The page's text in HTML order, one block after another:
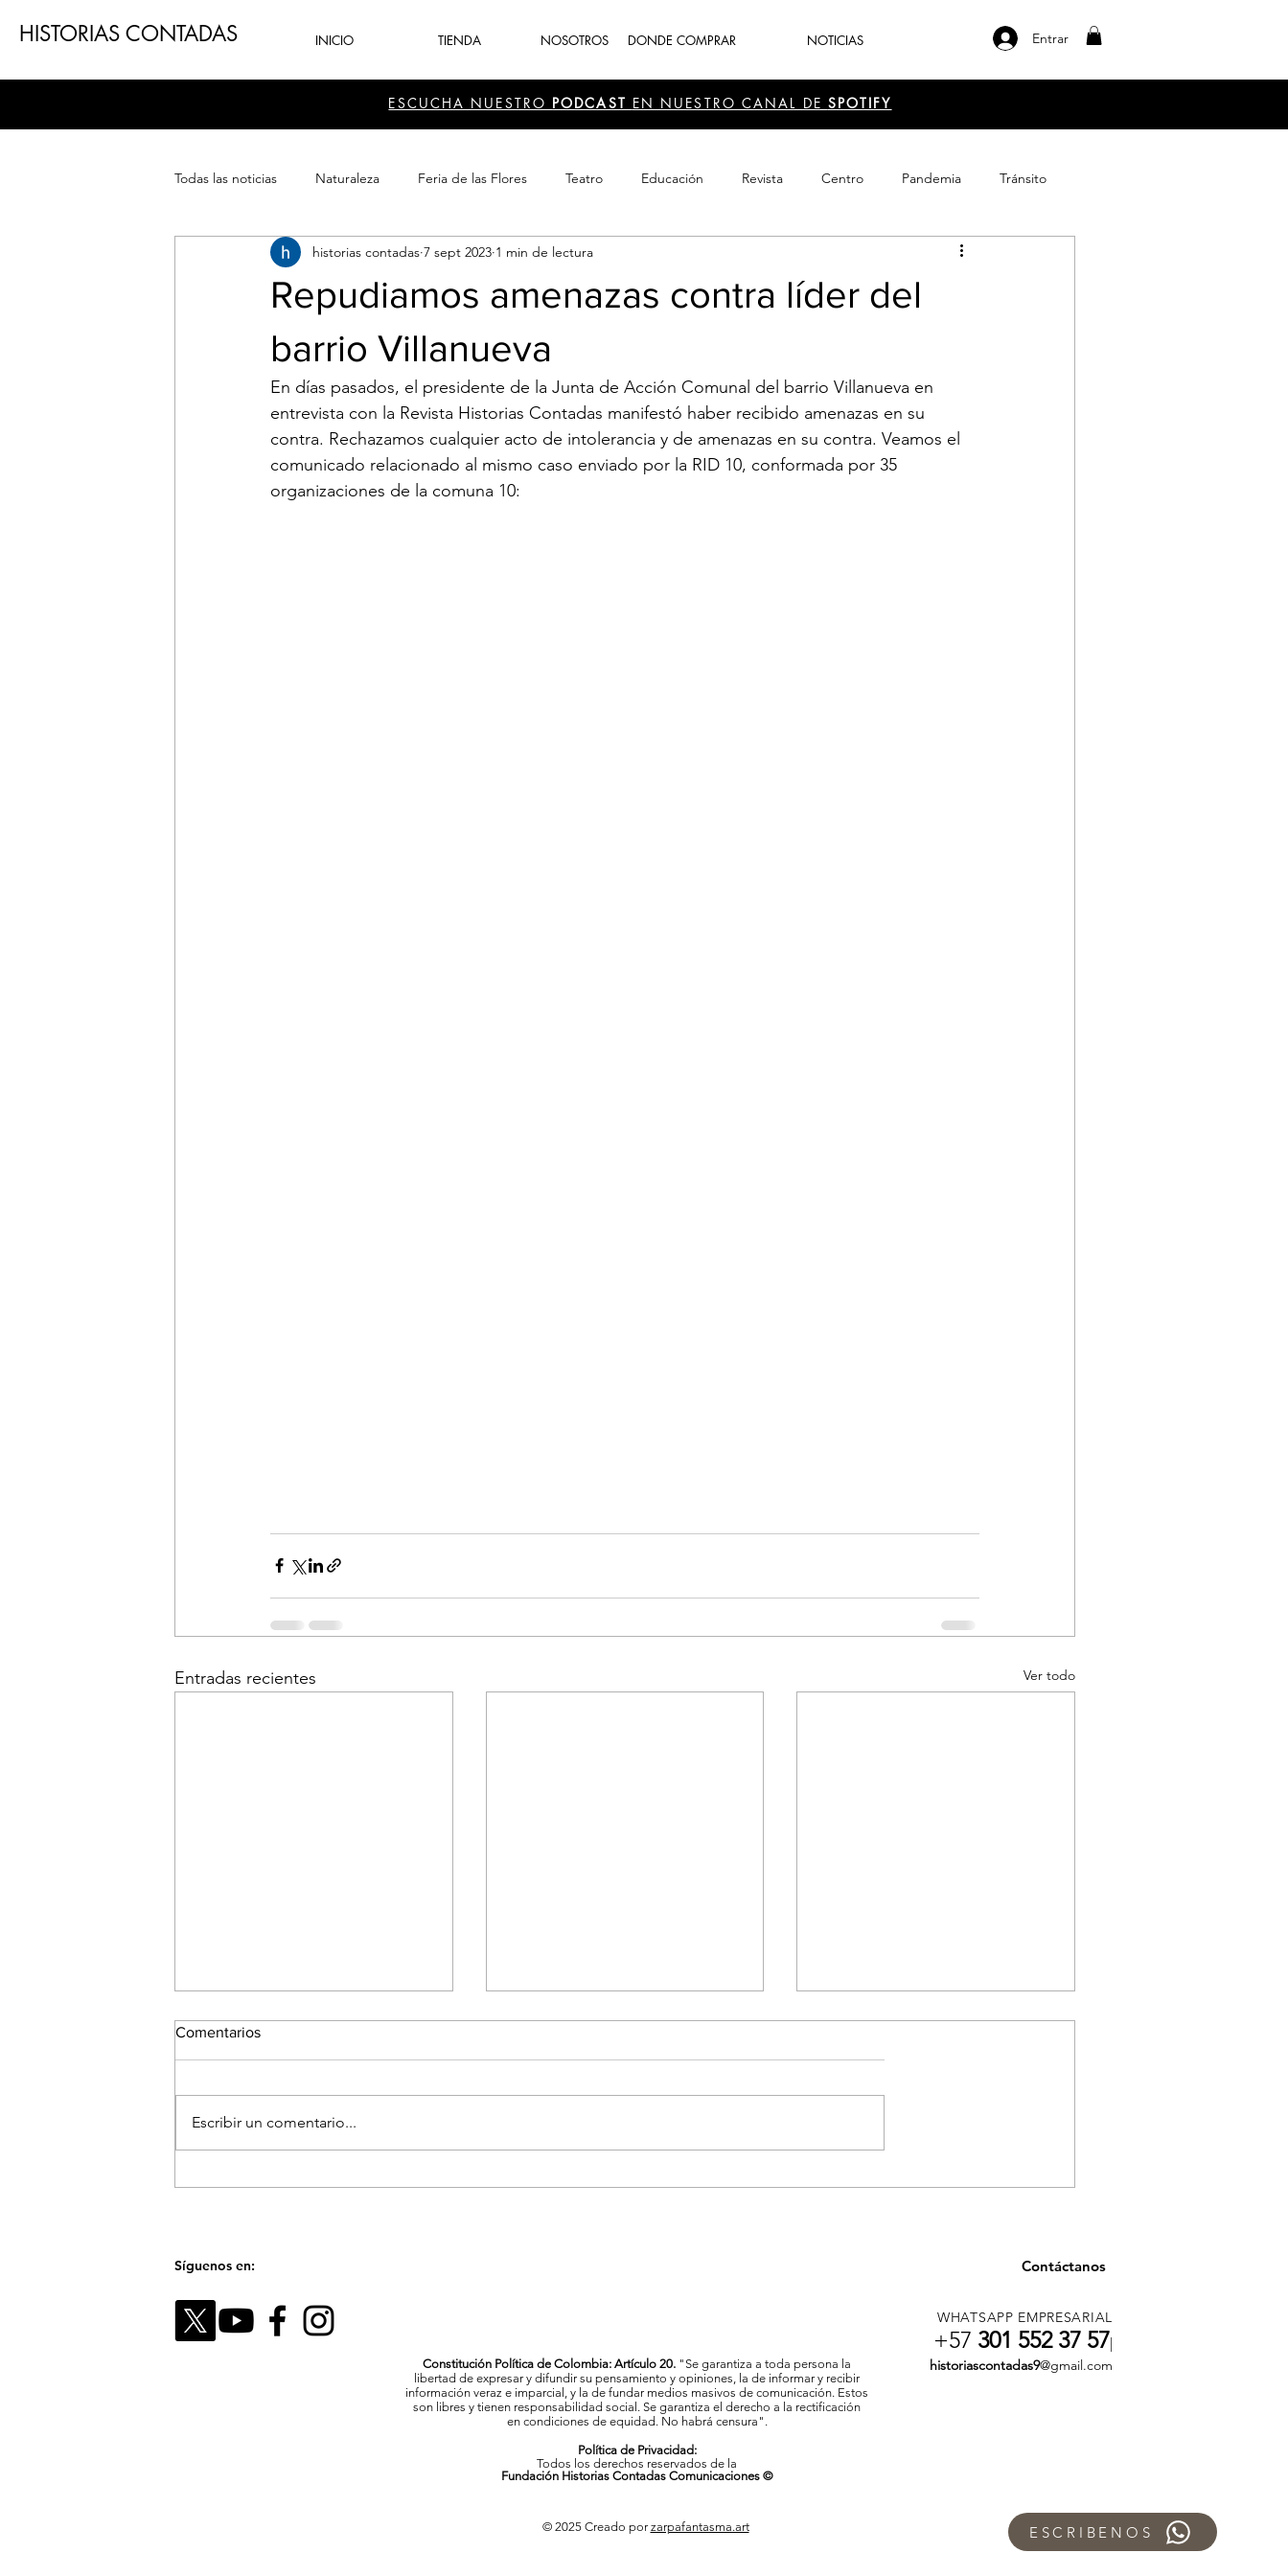
HISTORIAS CONTADAS INICIO TIENDA NOSOTROS DONDE COMPRAR NOTICIAS Entrar
ESCUCHA NUESTRO PODCAST EN NUESTRO CANAL DE SPOTIFY
Todas las noticias Naturaleza Feria de las Flores Teatro Educación Revista Centro Pandemia Tránsito
Patrimonio Sector Cultura Recreación Emprendimiento
Repudiamos amenazas contra líder del
barrio Villanueva
historias contadas 7 sept 2023 1 min de lectura
En días pasados, el presidente de la Junta de Acción Comunal del barrio Villanueva en
entrevista con la Revista Historias Contadas manifestó haber recibido amenazas en su
contra. Rechazamos cualquier acto de intolerancia y de amenazas en su contra. Veamos el
comunicado relacionado al mismo caso enviado por la RID 10, conformada por 35
organizaciones de la comuna 10:
Entradas recientes Ver todo
Comentarios
Escribir un comentario...
ESCRIBENOS
Síguenos en: Contáctanos
Constitución Política de Colombia: Artículo 20. "Se garantiza a toda persona la
libertad de expresar y difundir su pensamiento y opiniones, la de informar y recibir
información veraz e imparcial, y la de fundar medios masivos de comunicación. Estos
son libres y tienen responsabilidad social. Se garantiza el derecho a la rectificación
en condiciones de equidad. No habrá censura".
Política de Privacidad:
WHATSAPP EMPRESARIAL
+57 301 552 37 57|
historiascontadas9@gmail.com
Todos los derechos reservados de la
Fundación Historias Contadas Comunicaciones ©
© 2025 Creado porzarpafantasma.art